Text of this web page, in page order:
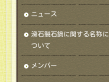
ニュース
滑石製石鍋に関する名称に
ついて
メンバー